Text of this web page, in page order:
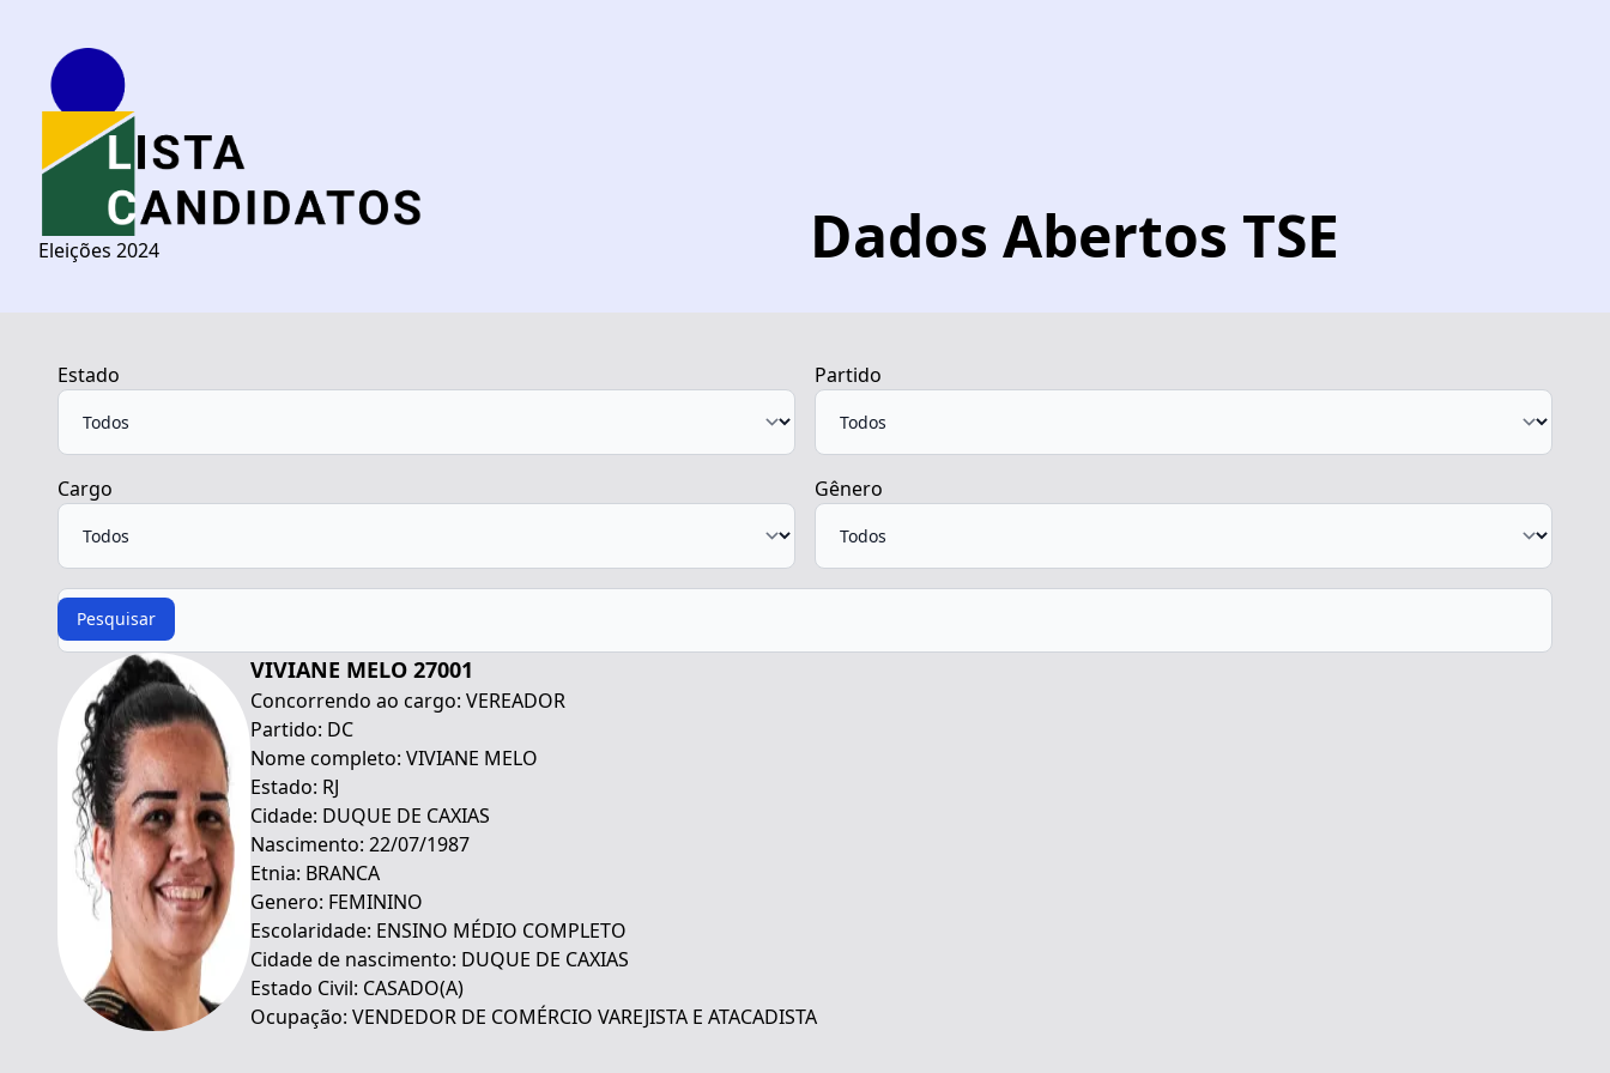
Eleições 2024 Dados Abertos TSE
Estado Partido
Cargo Gênero
Procurar
Pesquisar
VIVIANE MELO 27001
Concorrendo ao cargo: VEREADOR
Partido: DC
Nome completo: VIVIANE MELO
Estado: RJ
Cidade: DUQUE DE CAXIAS
Nascimento: 22/07/1987
Etnia: BRANCA
Genero: FEMININO
Escolaridade: ENSINO MÉDIO COMPLETO
Cidade de nascimento: DUQUE DE CAXIAS
Estado Civil: CASADO(A)
Ocupação: VENDEDOR DE COMÉRCIO VAREJISTA E ATACADISTA